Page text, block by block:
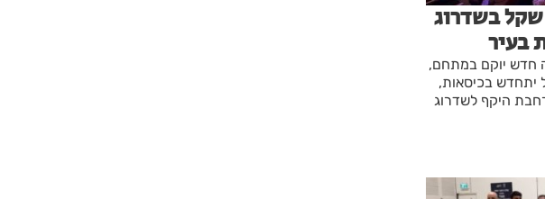
2.5 מיליון שקל בשדרוג
בעיר
חדש יוקם במתחם,
יתחדש בכיסאות,
היקף לשדרוג